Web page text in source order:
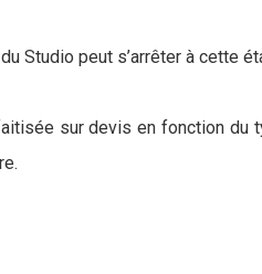
Studio peut s’arrêter à cette
sur devis en fonction du